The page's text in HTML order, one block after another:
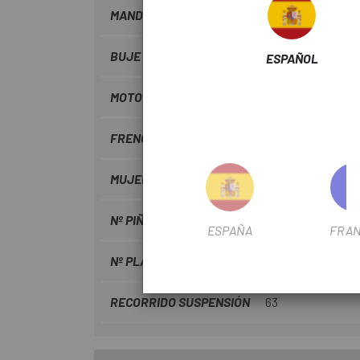
MANDOS RideControl One Ant+
BUJE TRAS. Giant eTracker, 135mm QR
MOTOR
FRENO
MUJER
Nº PIÑONES
Nº PLATOS
RECORRIDO SUSPENSIÓN 63
ESPAÑOL
ESPAÑA